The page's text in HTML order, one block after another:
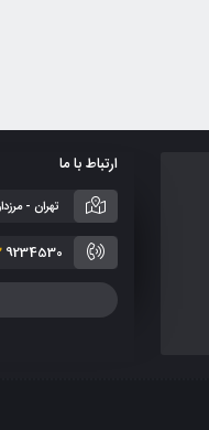
ارتباط با ما
تهران -
9234530